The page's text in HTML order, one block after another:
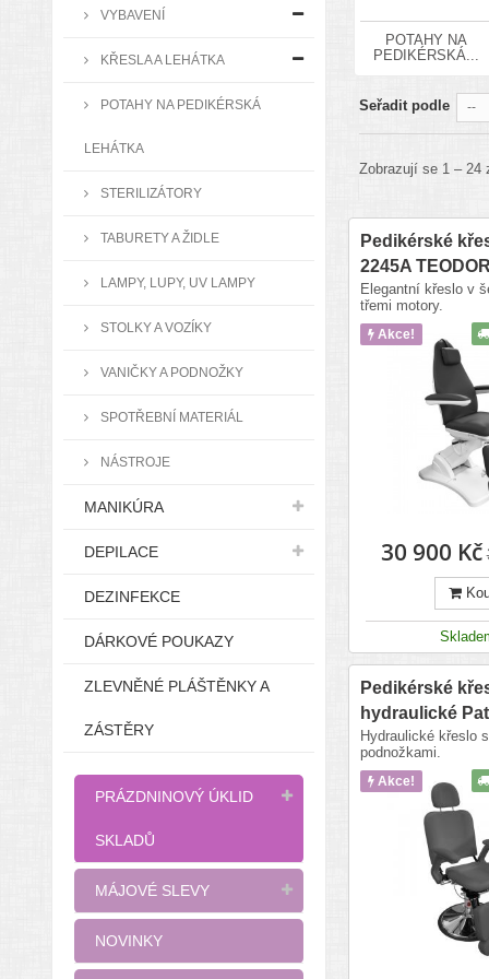
VYBAVENÍ
KŘESLA A LEHÁTKA
POTAHY NA PEDIKÉRSKÁ
LEHÁTKA
STERILIZÁTORY
TABURETY A ŽIDLE
LAMPY, LUPY, UV LAMPY
STOLKY A VOZÍKY
VANIČKY A PODNOŽKY
SPOTŘEBNÍ MATERIÁL
NÁSTROJE
MANIKÚRA
DEPILACE
DEZINFEKCE
DÁRKOVÉ POUKAZY
ZLEVNĚNÉ PLÁŠTĚNKY A
ZÁSTĚRY
PRÁZDNINOVÝ ÚKLID
SKLADŮ
MÁJOVÉ SLEVY
NOVINKY
POTAHY NA
PEDIKÉRSKÁ...
Seřadit podle --
Zobrazují se 1 – 24
Pedikérské
2245A
Elegantní křeslo v
třemi motory.
Akce!
30 900 Kč
Pedikérské
hydraulické
Hydraulické křeslo
podnožkami.
Akce!